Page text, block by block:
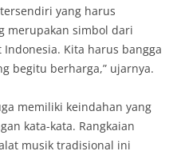
yang harus
merupakan simbol dari
Kita harus bangga
begitu berharga,” ujarnya.
memiliki keindahan yang
kata-kata. Rangkaian
musik tradisional ini